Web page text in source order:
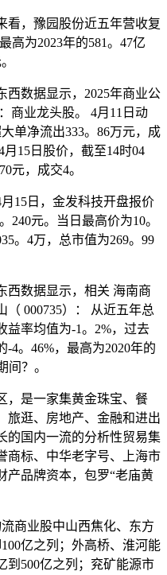
，豫园股份近五年营收复
高为2023年的581。47亿
数据显示，2025年商业公
商业龙头股。 4月11日动
单净流出333。86万元，成
15日股价，截至14时04
元，成交4。
15日，金发科技开盘报价
240元。当日最高价为10。
。4万，总市值为269。99
数据显示，相关 海南商
（ 000735）： 从近五年总
益率均值为-1。2%，过去
-4。46%，最高为2020年的
间？。
是一家集黄金珠宝、餐
旅逛、房地产、金融和进出
的国内一流的分析性贸易集
商标、中华老字号、上海市
产品牌资本，包罗“老庙黄
商业股中山西焦化、东方
亿之列；外高桥、淮河能
到500亿之列；兖矿能源市